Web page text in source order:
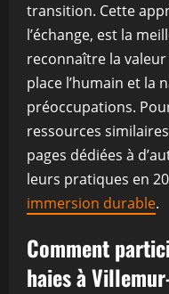
transition. Cette
l’échange, est la
reconnaître la valeur
place l’humain et la
préoccupations.
ressources
pages dédiées à
leurs pratiques en
immersion durable.
Comment
haies à